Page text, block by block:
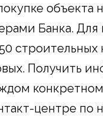
объекта
Банка.
Получить
центре